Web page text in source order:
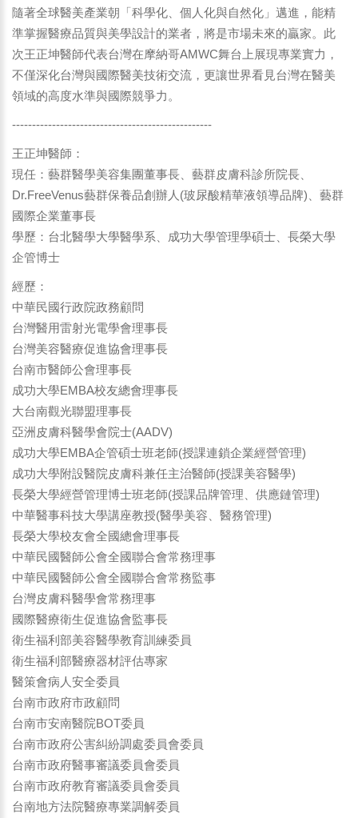
隨著全球醫美產業朝「科學化、個人化與自然化」邁進，能精
準掌握醫療品質與美學設計的業者，將是市場未來的贏家。此
次王正坤醫師代表台灣在摩納哥AMWC舞台上展現專業實力，
不僅深化台灣與國際醫美技術交流，更讓世界看見台灣在醫美
領域的高度水準與國際競爭力。
--------------------------------------------------
王正坤醫師：
現任：藝群醫學美容集團董事長、藝群皮膚科診所院長、
Dr.FreeVenus藝群保養品創辦人(玻尿酸精華液領導品牌)、藝群
國際企業董事長
學歷：台北醫學大學醫學系、成功大學管理學碩士、長榮大學
企管博士
經歷：
中華民國行政院政務顧問
台灣醫用雷射光電學會理事長
台灣美容醫療促進協會理事長
台南市醫師公會理事長
成功大學EMBA校友總會理事長
大台南觀光聯盟理事長
亞洲皮膚科醫學會院士(AADV)
成功大學EMBA企管碩士班老師(授課連鎖企業經營管理)
成功大學附設醫院皮膚科兼任主治醫師(授課美容醫學)
長榮大學經營管理博士班老師(授課品牌管理、供應鏈管理)
中華醫事科技大學講座教授(醫學美容、醫務管理)
長榮大學校友會全國總會理事長
中華民國醫師公會全國聯合會常務理事
中華民國醫師公會全國聯合會常務監事
台灣皮膚科醫學會常務理事
國際醫療衛生促進協會監事長
衛生福利部美容醫學教育訓練委員
衛生福利部醫療器材評估專家
醫策會病人安全委員
台南市政府市政顧問
台南市安南醫院BOT委員
台南市政府公害糾紛調處委員會委員
台南市政府醫事審議委員會委員
台南市政府教育審議委員會委員
台南地方法院醫療專業調解委員